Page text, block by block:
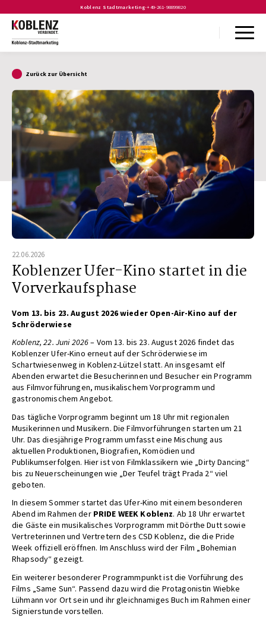
Koblenz Stadtmarketing-+49-261-98899820
Zurück zur Übersicht
22.06.2026
Koblenzer Ufer-Kino startet in die
Vorverkaufsphase
Vom 13. bis 23. August 2026 wieder Open-Air-Kino auf der
Schröderwiese
Koblenz, 22. Juni 2026– Vom 13. bis 23. August 2026 findet das
Koblenzer Ufer-Kino erneut auf der Schröderwiese im
Schartwiesenweg in Koblenz-Lützel statt. An insgesamt elf
Abenden erwartet die Besucherinnen und Besucher ein Programm
aus Filmvorführungen, musikalischem Vorprogramm und
gastronomischem Angebot.
Das tägliche Vorprogramm beginnt um 18 Uhr mit regionalen
Musikerinnen und Musikern. Die Filmvorführungen starten um 21
Uhr. Das diesjährige Programm umfasst eine Mischung aus
aktuellen Produktionen, Biografien, Komödien und
Publikumserfolgen. Hier ist von Filmklassikern wie „Dirty Dancing“
bis zu Neuerscheinungen wie „Der Teufel trägt Prada 2“ viel
geboten.
In diesem Sommer startet das Ufer-Kino mit einem besonderen
Abend im Rahmen der PRIDE WEEK Koblenz. Ab 18 Uhr erwartet
die Gäste ein musikalisches Vorprogramm mit Dörthe Dutt sowie
Vertreterinnen und Vertretern des CSD Koblenz, die die Pride
Week offiziell eröffnen. Im Anschluss wird der Film „Bohemian
Rhapsody“ gezeigt.
Ein weiterer besonderer Programmpunkt ist die Vorführung des
Films „Same Sun“. Passend dazu wird die Protagonistin Wiebke
Lühmann vor Ort sein und ihr gleichnamiges Buch im Rahmen einer
Signierstunde vorstellen.